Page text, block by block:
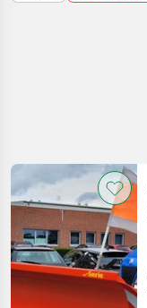
Category
CURRENT
PATH
Municipal
equipment
Reset
Show
2
results